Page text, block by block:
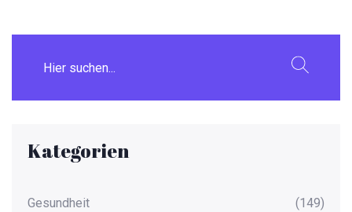
Kategorien
Gesundheit (149)